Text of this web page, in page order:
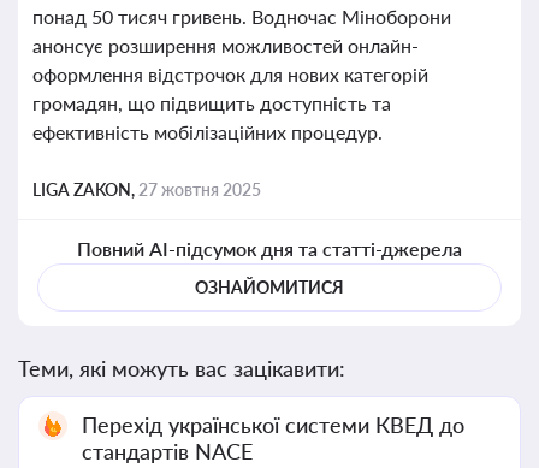
понад 50 тисяч гривень. Водночас Міноборони
анонсує розширення можливостей онлайн-
оформлення відстрочок для нових категорій
громадян, що підвищить доступність та
ефективність мобілізаційних процедур.
LIGA ZAKON, 27 жовтня 2025
Повний AI-підсумок дня та статті-джерела
ОЗНАЙОМИТИСЯ
Теми, які можуть вас зацікавити:
Перехід української системи КВЕД до
стандартів NACE